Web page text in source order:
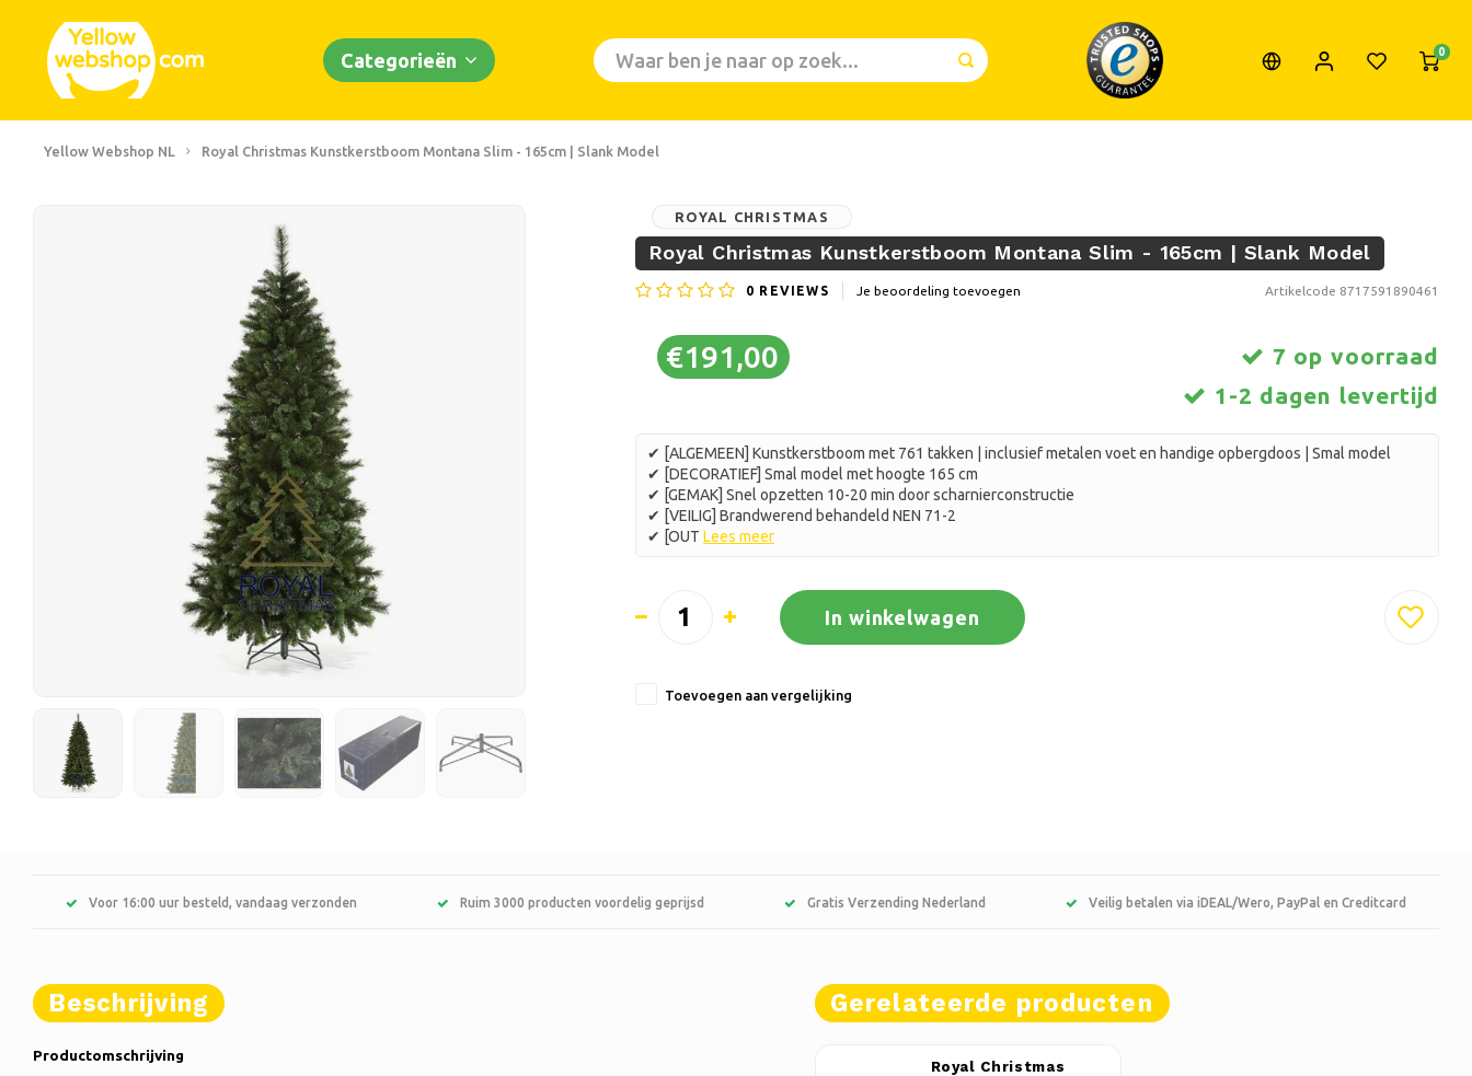
Categorieën 0
Yellow Webshop NL Royal Christmas Kunstkerstboom Montana Slim - 165cm | Slank Model
ROYAL CHRISTMAS
Royal Christmas Kunstkerstboom Montana Slim - 165cm | Slank Model
0 REVIEWS Je beoordeling toevoegen Artikelcode 8717591890461
€191,00
7 op voorraad
1-2 dagen levertijd
✔ [ALGEMEEN] Kunstkerstboom met 761 takken | inclusief metalen voet en handige opbergdoos | Smal model
✔ [DECORATIEF] Smal model met hoogte 165 cm
✔ [GEMAK] Snel opzetten 10-20 min door scharnierconstructie
✔ [VEILIG] Brandwerend behandeld NEN 71-2
✔ [OUT Lees meer
In winkelwagen
Toevoegen aan vergelijking
Voor 16:00 uur besteld, vandaag verzonden Ruim 3000 producten voordelig geprijsd Gratis Verzending Nederland Veilig betalen via iDEAL/Wero, PayPal en Creditcard
Beschrijving
Productomschrijving
Gerelateerde producten
Royal Christmas